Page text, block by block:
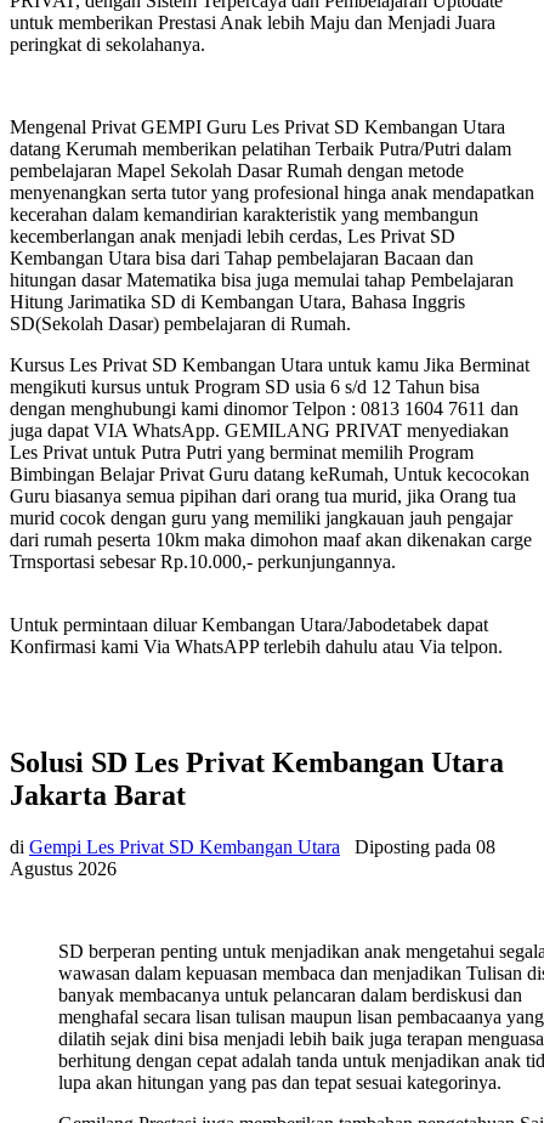
untuk memberikan Prestasi Anak lebih Maju dan Menjadi Juara
peringkat di sekolahanya.
Mengenal Privat GEMPI Guru Les Privat SD Kembangan Utara
datang Kerumah memberikan pelatihan Terbaik Putra/Putri dalam
pembelajaran Mapel Sekolah Dasar Rumah dengan metode
menyenangkan serta tutor yang profesional hinga anak mendapatkan
kecerahan dalam kemandirian karakteristik yang membangun
kecemberlangan anak menjadi lebih cerdas, Les Privat SD
Kembangan Utara bisa dari Tahap pembelajaran Bacaan dan
hitungan dasar Matematika bisa juga memulai tahap Pembelajaran
Hitung Jarimatika SD di Kembangan Utara, Bahasa Inggris
SD(Sekolah Dasar) pembelajaran di Rumah.
Kursus Les Privat SD Kembangan Utara untuk kamu Jika Berminat
mengikuti kursus untuk Program SD usia 6 s/d 12 Tahun bisa
dengan menghubungi kami dinomor Telpon : 0813 1604 7611 dan
juga dapat VIA WhatsApp. GEMILANG PRIVAT menyediakan
Les Privat untuk Putra Putri yang berminat memilih Program
Bimbingan Belajar Privat Guru datang keRumah, Untuk kecocokan
Guru biasanya semua pipihan dari orang tua murid, jika Orang tua
murid cocok dengan guru yang memiliki jangkauan jauh pengajar
dari rumah peserta 10km maka dimohon maaf akan dikenakan carge
Trnsportasi sebesar Rp.10.000,- perkunjungannya.
Untuk permintaan diluar Kembangan Utara/Jabodetabek dapat
Konfirmasi kami Via WhatsAPP terlebih dahulu atau Via telpon.
Solusi SD Les Privat Kembangan Utara
Jakarta Barat
di Gempi Les Privat SD Kembangan Utara Diposting pada 08
Agustus 2026
SD berperan penting untuk menjadikan anak mengetahui
wawasan dalam kepuasan membaca dan menjadikan Tulisan
banyak membacanya untuk pelancaran dalam berdiskusi dan
menghafal secara lisan tulisan maupun lisan pembacaanya yang
dilatih sejak dini bisa menjadi lebih baik juga terapan
berhitung dengan cepat adalah tanda untuk menjadikan anak
lupa akan hitungan yang pas dan tepat sesuai kategorinya.